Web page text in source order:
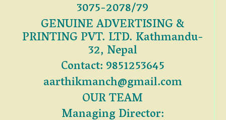
3075-2078/79
GENUINE ADVERTISING &
PRINTING PVT. LTD. Kathmandu-
32, Nepal
Contact: 9851253645
aarthikmanch@gmail.com
OUR TEAM
Managing Director: